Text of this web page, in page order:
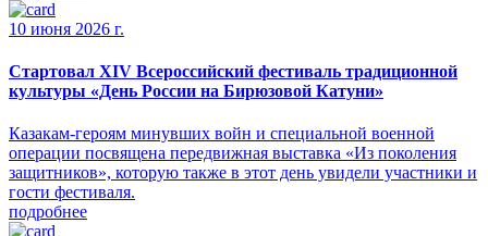
10 июня 2026 г.
Стартовал XIV Всероссийский фестиваль традиционной
культуры «День России на Бирюзовой Катуни»
Казакам-героям минувших войн и специальной военной
операции посвящена передвижная выставка «Из поколения
защитников», которую также в этот день увидели участники и
гости фестиваля.
подробнее